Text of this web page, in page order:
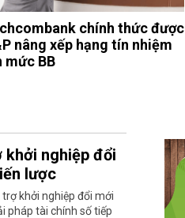
chính thức được
nâng xếp hạng tín nhiệm
mức BB
khởi nghiệp đổi
lược
khởi nghiệp đổi mới
pháp tài chính số tiếp